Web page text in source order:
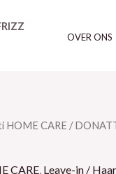
OVER ONS
HOME CARE /
CARE Leave-in /